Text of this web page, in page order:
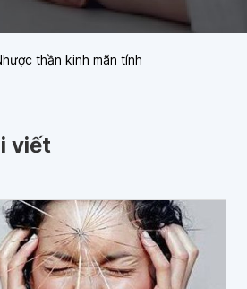
thần kinh mãn tính
viết